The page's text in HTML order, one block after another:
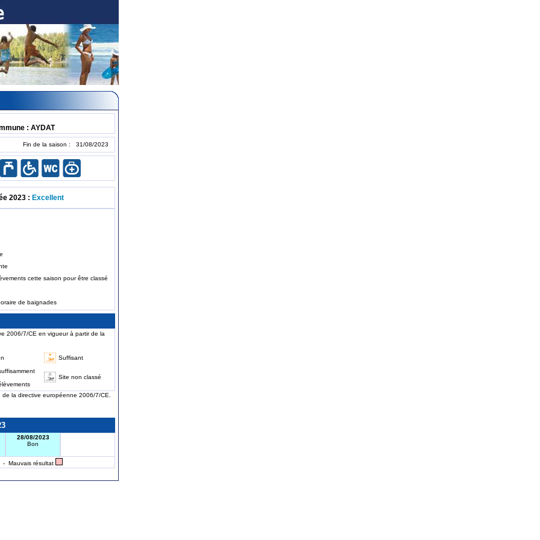
: AYDAT
Fin de la saison : 31/08/2023
2023 : Excellent
cette saison pour être classé
de baignades
2006/7/CE en vigueur à partir de la
Suffisant
Site non classé
la directive européenne 2006/7/CE.
28/08/2023
Bon
Mauvais résultat